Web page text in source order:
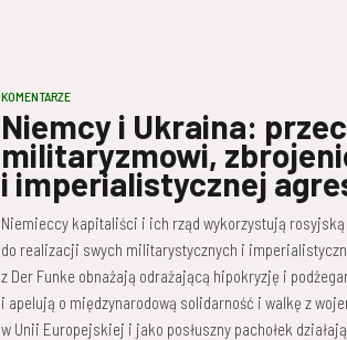
KOMENTARZE
Niemcy i Ukraina:
militaryzmowi,
i imperialistycznej
Niemieccy kapitaliści i ich rząd wykorzystują
do realizacji swych militarystycznych i
z Der Funke obnażają odrażającą hipokryzję i
i apelują o międzynarodową solidarność i walkę z
w Unii Europejskiej i jako posłuszny pachołek